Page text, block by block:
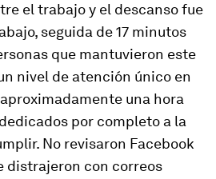
el trabajo y el descanso fue
seguida de 17 minutos
que mantuvieron este
nivel de atención único en
una hora
por completo a la
No revisaron Facebook
distrajeron con correos